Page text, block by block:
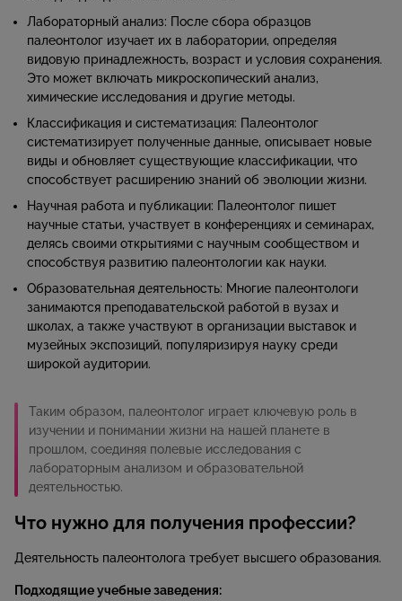
Лабораторный анализ: После сбора образцов
палеонтолог изучает их в лаборатории, определяя
видовую принадлежность, возраст и условия сохранения.
Это может включать микроскопический анализ,
химические исследования и другие методы.​
Классификация и систематизация: Палеонтолог
систематизирует полученные данные, описывает новые
виды и обновляет существующие классификации, что
способствует расширению знаний об эволюции жизни.​
Научная работа и публикации: Палеонтолог пишет
научные статьи, участвует в конференциях и семинарах,
делясь своими открытиями с научным сообществом и
способствуя развитию палеонтологии как науки.​
Образовательная деятельность: Многие палеонтологи
занимаются преподавательской работой в вузах и
школах, а также участвуют в организации выставок и
музейных экспозиций, популяризируя науку среди
широкой аудитории.​
Таким образом, палеонтолог играет ключевую роль в
изучении и понимании жизни на нашей планете в
прошлом, соединяя полевые исследования с
лабораторным анализом и образовательной
деятельностью.
Что нужно для получения профессии?
Деятельность палеонтолога требует высшего образования.
Подходящие учебные заведения: